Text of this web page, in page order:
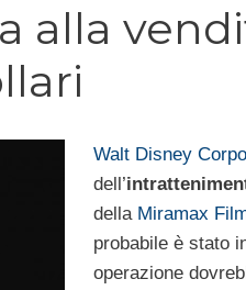
alla
Walt Disney
dell’
della Miramax
probabile è stato
operazione